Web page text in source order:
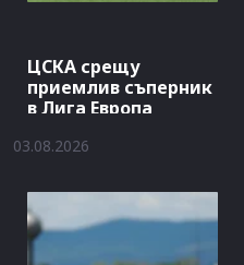
ЦСКА срещу
приемлив съперник
в Лига Европа
03.08.2026